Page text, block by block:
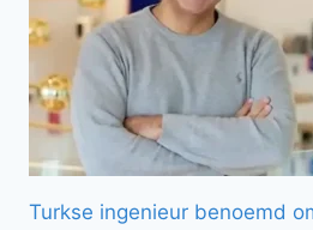
Turkse ingenieur benoemd